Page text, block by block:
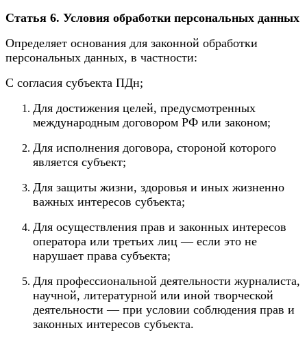
Статья 6. Условия обработки персональных данных
Определяет основания для законной обработки
персональных данных, в частности:
С согласия субъекта ПДн;
Для достижения целей, предусмотренных
международным договором РФ или законом;
Для исполнения договора, стороной которого
является субъект;
Для защиты жизни, здоровья и иных жизненно
важных интересов субъекта;
Для осуществления прав и законных интересов
оператора или третьих лиц — если это не
нарушает права субъекта;
Для профессиональной деятельности журналиста,
научной, литературной или иной творческой
деятельности — при условии соблюдения прав и
законных интересов субъекта.